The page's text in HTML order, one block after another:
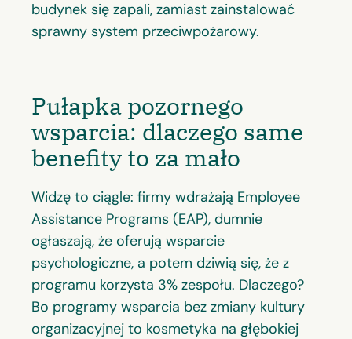
budynek się zapali, zamiast zainstalować
sprawny system przeciwpożarowy.
Pułapka pozornego
wsparcia: dlaczego same
benefity to za mało
Widzę to ciągle: firmy wdrażają Employee
Assistance Programs (EAP), dumnie
ogłaszają, że oferują wsparcie
psychologiczne, a potem dziwią się, że z
programu korzysta 3% zespołu. Dlaczego?
Bo programy wsparcia bez zmiany kultury
organizacyjnej to kosmetyka na głębokiej